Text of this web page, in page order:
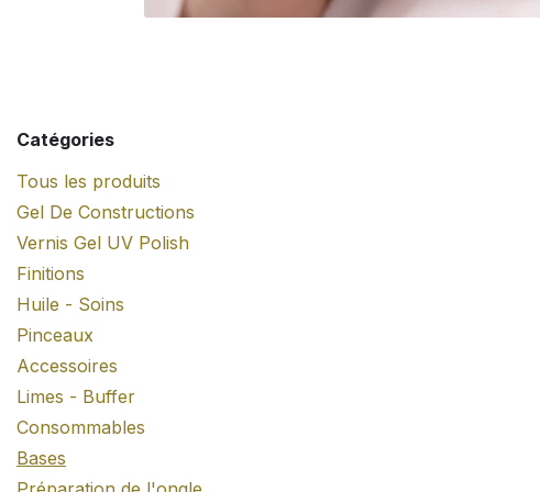
Catégories
Tous les produits
Gel De Constructions
Vernis Gel UV Polish
Finitions
Huile - Soins
Pinceaux
Accessoires
Limes - Buffer
Consommables
Bases